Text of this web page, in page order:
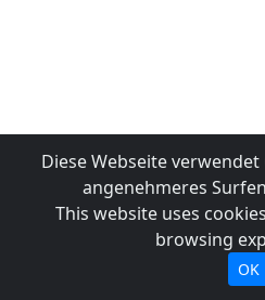
Diese Webseite
angenehmeres
This website uses
browsing
OK